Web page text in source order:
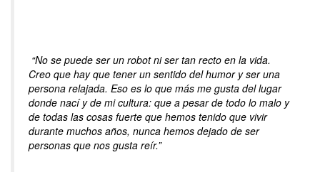
“No se puede ser un robot ni ser tan recto en la vida.
Creo que hay que tener un sentido del humor y ser una
persona relajada. Eso es lo que más me gusta del lugar
donde nací y de mi cultura: que a pesar de todo lo malo y
de todas las cosas fuerte que hemos tenido que vivir
durante muchos años, nunca hemos dejado de ser
personas que nos gusta reír.”